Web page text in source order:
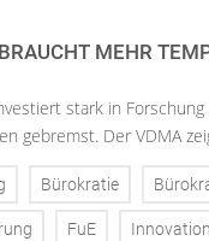
MEHR
stark in
gebremst. Der VDMA
Bürokratie
FuE